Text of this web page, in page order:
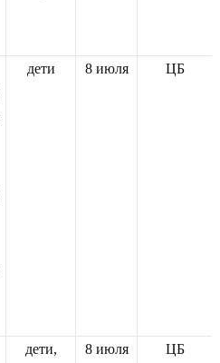
дети 8 июля ЦБ
дети,
8 июля ЦБ